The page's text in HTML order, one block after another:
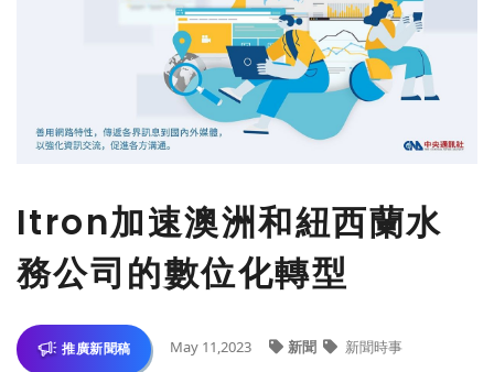
Itron加速澳洲和紐西蘭水
務公司的數位化轉型
推廣新聞稿 May 11,2023 新聞 新聞時事